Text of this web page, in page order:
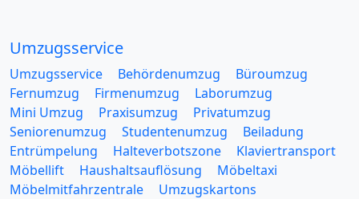
Umzugsservice
Umzugsservice Behördenumzug
Büroumzug
Fernumzug
Firmenumzug
Laborumzug
Mini Umzug
Praxisumzug
Privatumzug
Seniorenumzug
Studentenumzug
Beiladung
Entrümpelung
Halteverbotszone
Klaviertransport
Möbellift
Haushaltsauflösung
Möbeltaxi
Möbelmitfahrzentrale
Umzugskartons